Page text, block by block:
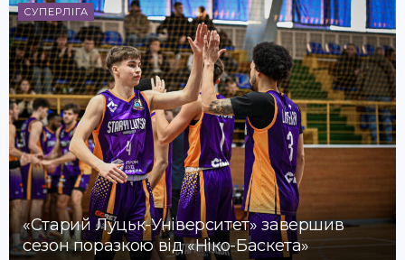
СУПЕРЛІГА
«Старий Луцьк-Університет» завершив
сезон поразкою від «Ніко-Баскета»